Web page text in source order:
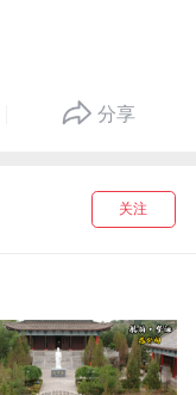
分享
关注